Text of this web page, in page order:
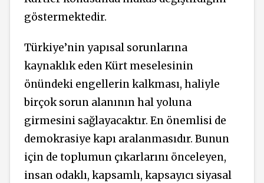
göstermektedir.
Türkiye’nin yapısal sorunlarına
kaynaklık eden Kürt meselesinin
önündeki engellerin kalkması, haliyle
birçok sorun alanının hal yoluna
girmesini sağlayacaktır. En önemlisi de
demokrasiye kapı aralanmasıdır. Bunun
için de toplumun çıkarlarını önceleyen,
insan odaklı, kapsamlı, kapsayıcı siyasal